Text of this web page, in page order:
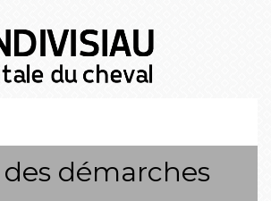
démarches